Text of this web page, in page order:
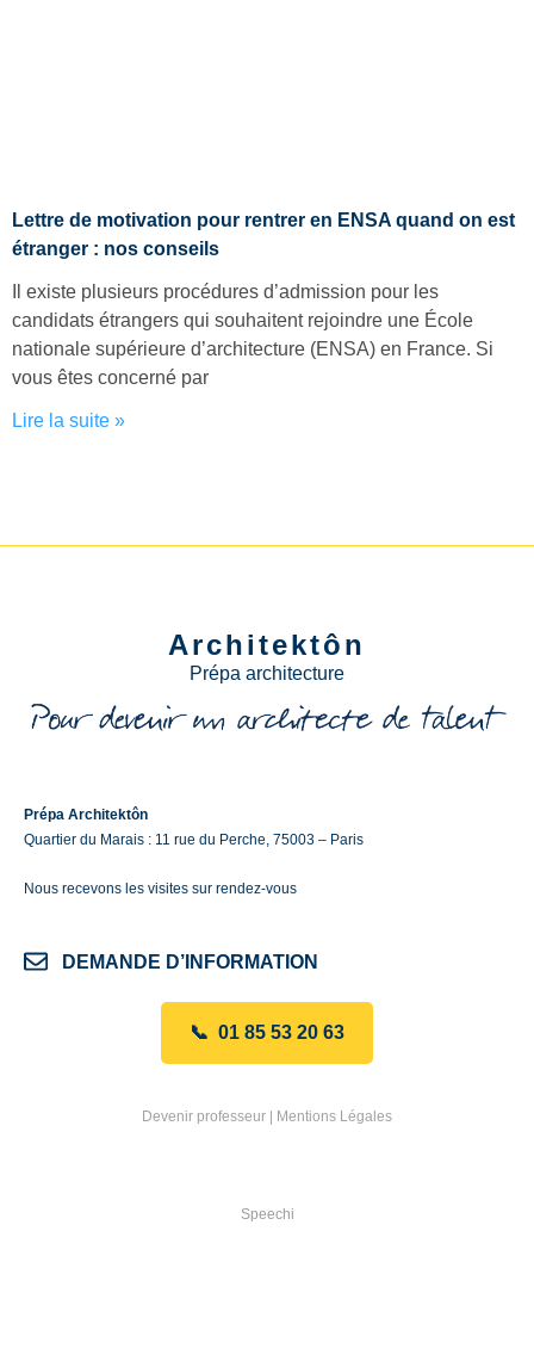
Lettre de motivation pour rentrer en ENSA quand on est
étranger : nos conseils
Il existe plusieurs procédures d’admission pour les
candidats étrangers qui souhaitent rejoindre une École
nationale supérieure d’architecture (ENSA) en France. Si
vous êtes concerné par
Lire la suite »
Architektôn
Prépa architecture
Prépa Architektôn
Quartier du Marais : 11 rue du Perche, 75003 – Paris
Nous recevons les visites sur rendez-vous
DEMANDE D’INFORMATION
📞 01 85 53 20 63
Devenir professeur | Mentions Légales
Speechi